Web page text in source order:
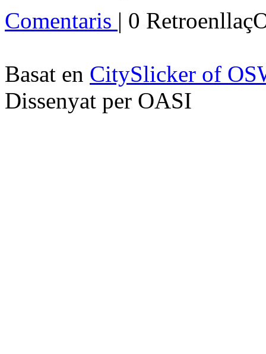
Comentaris | 0
Basat en CitySlicker of
Dissenyat per OASI